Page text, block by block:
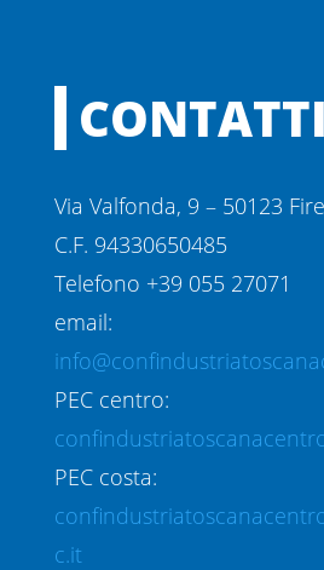
CONTATTI
Via Valfonda, 9 – 50123
C.F. 94330650485
Telefono +39 055 27071
email:
PEC centro:
PEC costa:
c.it